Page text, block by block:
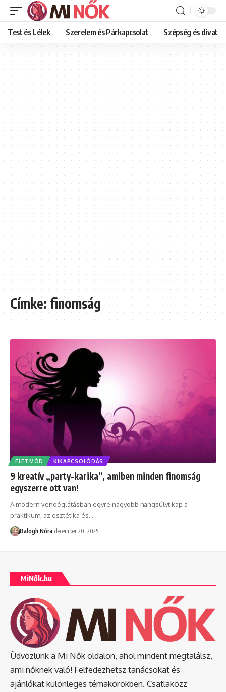
Test és Lélek Szerelem és Párkapcsolat Szépség és divat
Címke:finomság
ÉLETMÓD KIKAPCSOLÓDÁS
9 kreatív „party-karika”, amiben minden finomság
egyszerre ott van!
A modern vendéglátásban egyre nagyobb hangsúlyt kap a
praktikum, az esztétika és…
Balogh Nóra december 20, 2025
MiNők.hu
Üdvözlünk a Mi Nők oldalon, ahol mindent megtalálsz,
ami nőknek való! Felfedezhetsz tanácsokat és
ajánlókat különleges témakörökben. Csatlakozz